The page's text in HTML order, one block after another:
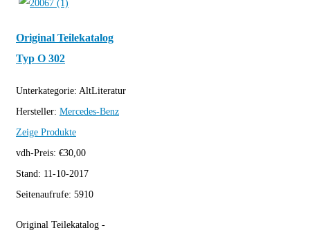
Original Teilekatalog
Typ O 302
Unterkategorie: AltLiteratur
Hersteller: Mercedes-Benz
Zeige Produkte
vdh-Preis: €30,00
Stand: 11-10-2017
Seitenaufrufe: 5910
Original Teilekatalog -